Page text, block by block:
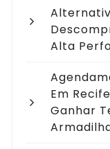
Alta
Em
Ganhar